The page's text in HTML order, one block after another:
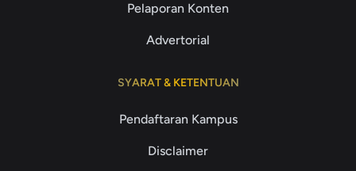
Pelaporan Konten
Advertorial
SYARAT & KETENTUAN
Pendaftaran Kampus
Disclaimer